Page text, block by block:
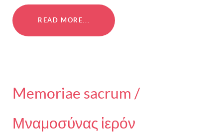
READ MORE...
Memoriae sacrum /
Μναμοσύνας ἱερόν